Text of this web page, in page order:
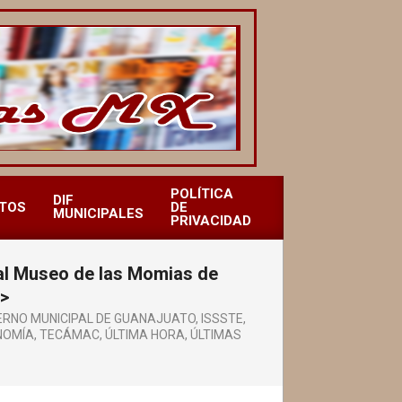
DIF
MUNICIPALES
POLÍTICA
DE
PRIVACIDAD
Museo de las Momias de
MUNICIPAL DE GUANAJUATO, ISSSTE,
, TECÁMAC, ÚLTIMA HORA, ÚLTIMAS